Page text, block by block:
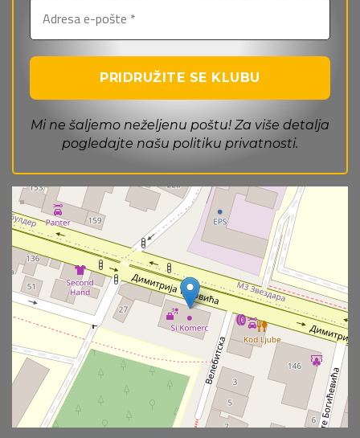
Mi ne šaljemo neželjenu poštu! Za više detalja
pogledajte našu politiku privatnosti.